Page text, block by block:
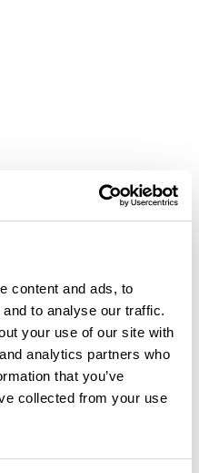
content and ads, to
to analyse our traffic.
your use of our site with
analytics partners who
that you’ve
collected from your use
opiniones. ¿Ya lo has
opinión